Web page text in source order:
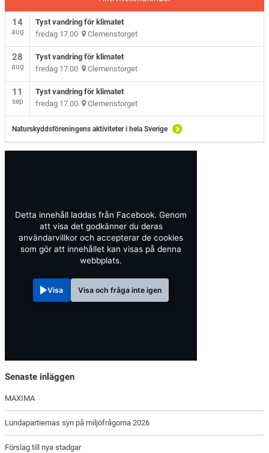
14
aug
Tyst vandring för klimatet
fredag 17.00 Clemenstorget
28
aug
Tyst vandring för klimatet
fredag 17.00 Clemenstorget
11
sep
Tyst vandring för klimatet
fredag 17.00 Clemenstorget
Naturskyddsföreningens aktiviteter i hela Sverige
Detta innehåll laddas från Facebook. Genom
att visa det godkänner du deras
användarvillkor och accepterar de cookies
som gör att innehållet kan visas på denna
webbplats.
Visa Visa och fråga inte igen
Senaste inläggen
MAXIMA
Lundapartiernas syn på miljöfrågorna 2026
Förslag till nya stadgar